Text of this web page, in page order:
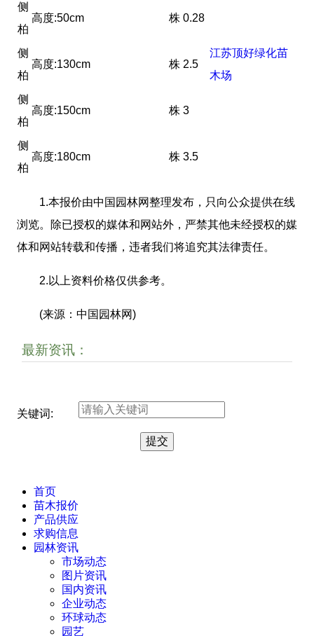
江苏顶好绿化苗
木场
侧
柏
高度:50cm 株 0.28
侧
柏
高度:130cm 株 2.5
侧
柏
高度:150cm 株 3
侧
柏
高度:180cm 株 3.5
1.本报价由中国园林网整理发布，只向公众提供在线
浏览。除已授权的媒体和网站外，严禁其他未经授权的媒
体和网站转载和传播，违者我们将追究其法律责任。
2.以上资料价格仅供参考。
(来源：中国园林网)
最新资讯：
关键词:
首页
苗木报价
产品供应
求购信息
园林资讯
市场动态
图片资讯
国内资讯
企业动态
环球动态
园艺